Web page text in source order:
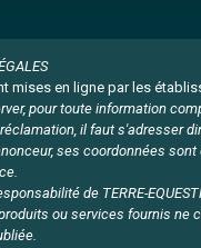
mises en ligne par les
pour toute information
il faut s'adresser
ses coordonnées
de TERRE-
ou services fournis ne